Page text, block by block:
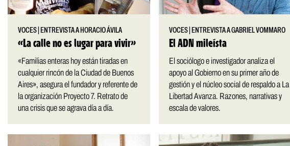
VOCES ENTREVISTA A HORACIO ÁVILA
«La calle no es lugar para vivir»
«Familias enteras hoy están tiradas en
cualquier rincón de la Ciudad de Buenos
Aires», asegura el fundador y referente de
la organización Proyecto 7. Retrato de
una crisis que se agrava día a día.
VOCES ENTREVISTA A GABRIEL VOMMARO
El ADN mileísta
El sociólogo e investigador analiza el
apoyo al Gobierno en su primer año de
gestión y el núcleo social de respaldo a La
Libertad Avanza. Razones, narrativas y
escala de valores.